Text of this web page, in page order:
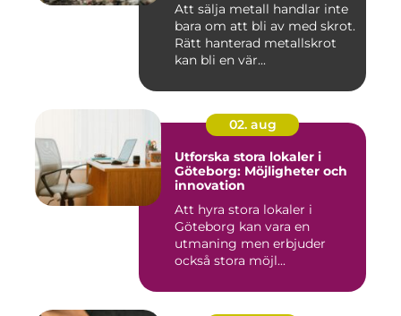
Att sälja metall handlar inte
bara om att bli av med skrot.
Rätt hanterad metallskrot
kan bli en vär...
02. aug
Utforska stora lokaler i
Göteborg: Möjligheter och
innovation
Att hyra stora lokaler i
Göteborg kan vara en
utmaning men erbjuder
också stora möjl...